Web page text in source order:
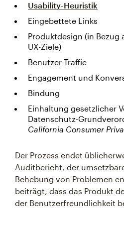
Usability-Heuristik
Eingebettete Links
Produktdesign (in Bezug
UX-Ziele)
Benutzer-Traffic
Engagement und
Bindung
Einhaltung gesetzlicher
Datenschutz-
California Consumer
Der Prozess endet
Auditbericht, der
Behebung von Problemen
beiträgt, dass das Produkt
der Benutzerfreundlichkeit